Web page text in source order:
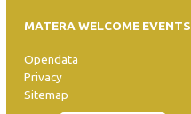
MATERA WELCOME EVENTS
Opendata
Privacy
Sitemap